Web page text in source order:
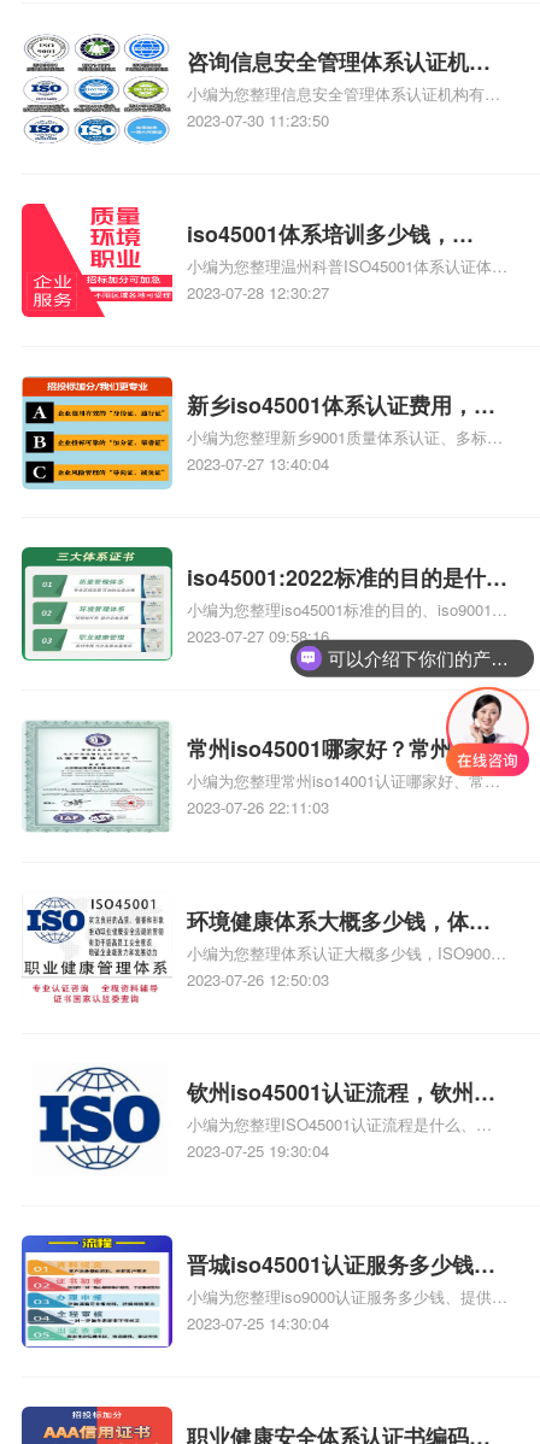
咨询信息安全管理体系认证机
构，信息安全管理体系咨询
小编为您整理信息安全管理体系认证机构有哪
些、信息安全技术与信息安全管理体系、信息
情可查看下方正文！
2023-07-30 11:23:50
iso45001体系培训多少钱，
iso45001培训多少钱
小编为您整理温州科普ISO45001体系认证体系
需要培训吗、新版ISO45001：2016换版培训哪
查看下方正文！
2023-07-28 12:30:27
新乡iso45001体系认证费用，新
乡iso45001体系认证
小编为您整理新乡9001质量体系认证、多标认
证iso45001认证体系咨询辅导费用多少、
文！
2023-07-27 13:40:04
iso45001:2022标准的目的是什
么，iso45001:2022标准的目的
小编为您整理iso45001标准的目的、iso9001标
准的目的是什么、iso45001-2020标准的目的是
什么、cma考试时间2022是什么时候、实施
ISO9001:2008版标准的目的是什么相关iso体
2023-07-27 09:58:16
常州iso45001哪家好？常州
iso45001认证哪家好
小编为您整理常州iso14001认证哪家好、常州
iso14001认证办理哪家好、ISO45001职业健康
识，详情可查看下方正文！
2023-07-26 22:11:03
环境健康体系大概多少钱，体系
认证大概多少钱
小编为您整理体系认证大概多少钱，ISO9001
体系认证、环境管理体系认证是怎么回事大概
查看下方正文！
2023-07-26 12:50:03
钦州iso45001认证流程，钦州
iso20000认证流程
小编为您整理ISO45001认证流程是什么、
ISO45001认证的流程是什么、襄阳iso45001认
2023-07-25 19:30:04
晋城iso45001认证服务多少钱，
晋城iso45001认证多少钱
小编为您整理iso9000认证服务多少钱、提供服
务婴儿床CE认证多少钱、提供itss认证服务安
荐、新版ISO45001：2016换版培训哪家好多少
2023-07-25 14:30:04
职业健康安全体系认证书编码，
可以介绍下你们的产品么？